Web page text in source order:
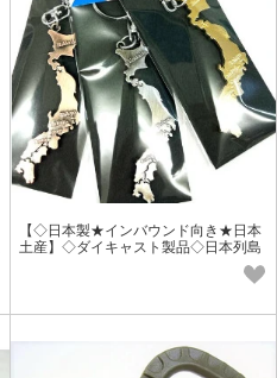
【◇日本製★インバウンド向き★日本
土産】◇ダイキャスト製品◇日本列島